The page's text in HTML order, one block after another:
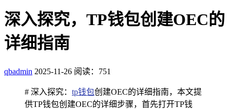
深入探究，TP钱包创建OEC的
详细指南
qbadmin 2025-11-26 阅读：751
# 深入探究： tp钱包创建OEC的详细指南，本文提
供TP钱包创建OEC的详细步骤，首先打开TP钱